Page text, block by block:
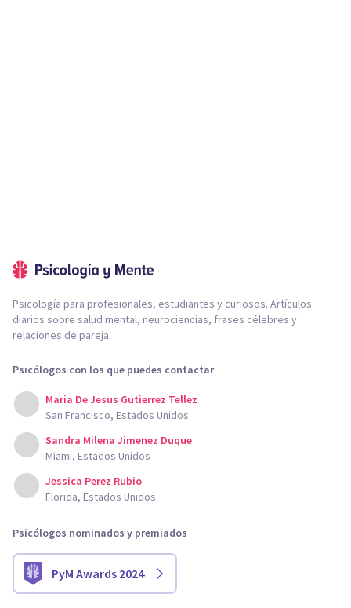
Psicología para profesionales, estudiantes y curiosos. Artículos
diarios sobre salud mental, neurociencias, frases célebres y
relaciones de pareja.
Psicólogos con los que puedes contactar
Maria De Jesus Gutierrez Tellez
San Francisco, Estados Unidos
Sandra Milena Jimenez Duque
Miami, Estados Unidos
Jessica Perez Rubio
Florida, Estados Unidos
Psicólogos nominados y premiados
PyM Awards 2024